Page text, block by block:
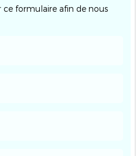
formulaire afin de nous